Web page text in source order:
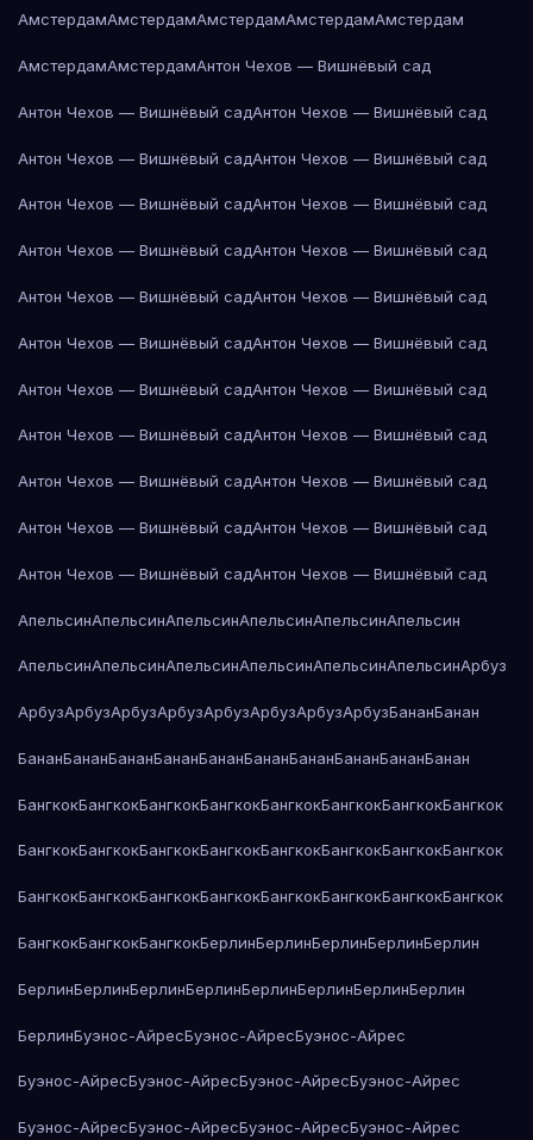
АмстердамАмстердамАмстердамАмстердамАмстердам
АмстердамАмстердамАнтон Чехов — Вишнёвый сад
Антон Чехов — Вишнёвый садАнтон Чехов — Вишнёвый сад
Антон Чехов — Вишнёвый садАнтон Чехов — Вишнёвый сад
Антон Чехов — Вишнёвый садАнтон Чехов — Вишнёвый сад
Антон Чехов — Вишнёвый садАнтон Чехов — Вишнёвый сад
Антон Чехов — Вишнёвый садАнтон Чехов — Вишнёвый сад
Антон Чехов — Вишнёвый садАнтон Чехов — Вишнёвый сад
Антон Чехов — Вишнёвый садАнтон Чехов — Вишнёвый сад
Антон Чехов — Вишнёвый садАнтон Чехов — Вишнёвый сад
Антон Чехов — Вишнёвый садАнтон Чехов — Вишнёвый сад
Антон Чехов — Вишнёвый садАнтон Чехов — Вишнёвый сад
Антон Чехов — Вишнёвый садАнтон Чехов — Вишнёвый сад
АпельсинАпельсинАпельсинАпельсинАпельсинАпельсин
АпельсинАпельсинАпельсинАпельсинАпельсинАпельсинАрбуз
АрбузАрбузАрбузАрбузАрбузАрбузАрбузАрбузБананБанан
БананБананБананБананБананБананБананБананБананБанан
БангкокБангкокБангкокБангкокБангкокБангкокБангкокБангкок
БангкокБангкокБангкокБангкокБангкокБангкокБангкокБангкок
БангкокБангкокБангкокБангкокБангкокБангкокБангкокБангкок
БангкокБангкокБангкокБерлинБерлинБерлинБерлинБерлин
БерлинБерлинБерлинБерлинБерлинБерлинБерлинБерлин
БерлинБуэнос-АйресБуэнос-АйресБуэнос-Айрес
Буэнос-АйресБуэнос-АйресБуэнос-АйресБуэнос-Айрес
Буэнос-АйресБуэнос-АйресБуэнос-АйресБуэнос-Айрес